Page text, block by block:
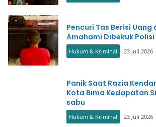
Pencuri Tas Berisi Uang
Amahami Dibekuk Polisi
Hukum & Kriminal 23 Juli 2026
Panik Saat Razia
Kota Bima Kedapatan
sabu
Hukum & Kriminal 23 Juli 2026